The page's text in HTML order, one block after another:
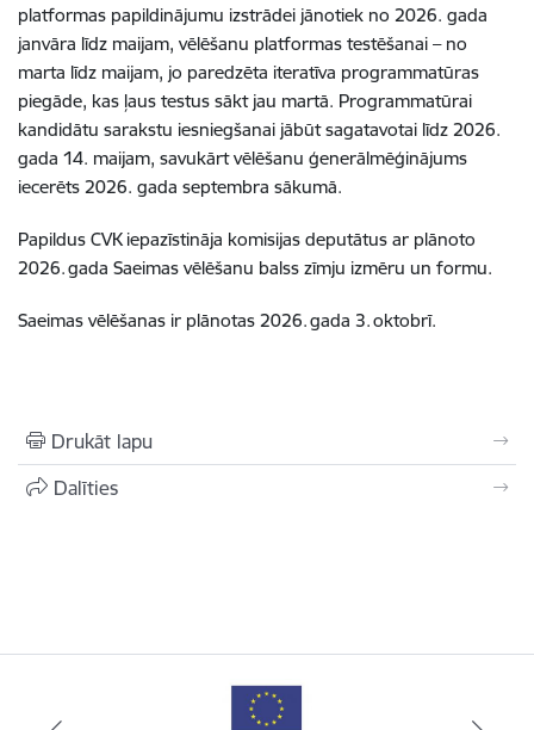
platformas papildinājumu izstrādei jānotiek no 2026. gada
janvāra līdz maijam, vēlēšanu platformas testēšanai – no
marta līdz maijam, jo paredzēta iteratīva programmatūras
piegāde, kas ļaus testus sākt jau martā. Programmatūrai
kandidātu sarakstu iesniegšanai jābūt sagatavotai līdz 2026.
gada 14. maijam, savukārt vēlēšanu ģenerālmēģinājums
iecerēts 2026. gada septembra sākumā.
Papildus CVK iepazīstināja komisijas deputātus ar plānoto
2026. gada Saeimas vēlēšanu balss zīmju izmēru un formu.
Saeimas vēlēšanas ir plānotas 2026. gada 3. oktobrī.
Drukāt lapu
Dalīties